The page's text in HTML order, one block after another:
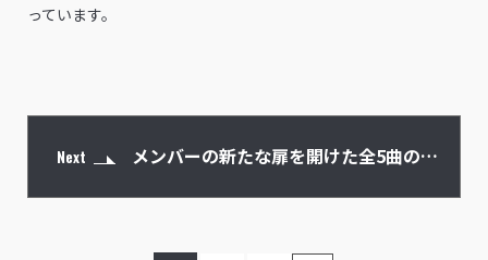
っています。
Next メンバーの新たな扉を開けた全5曲の